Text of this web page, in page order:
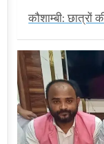
कौशाम्बी: छात्रों